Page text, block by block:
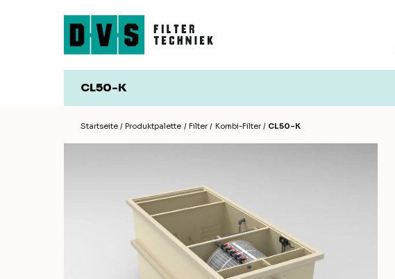
Kombi-Filter
Biokammern
Teichpumpen
Belüfterpumpen
Koi Umsetzschlauche und
Koi Kescher
Andere
CL50-K
Startseite Produktpalette Filter Kombi-Filter CL50-K